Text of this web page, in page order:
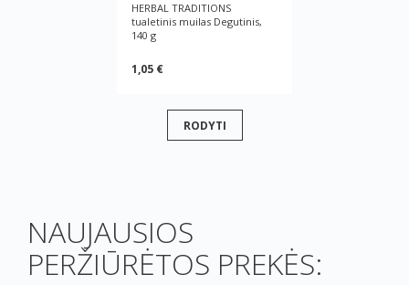
HERBAL TRADITIONS
tualetinis muilas Degutinis,
140 g
1,05 €
RODYTI
NAUJAUSIOS
PERŽIŪRĖTOS PREKĖS: